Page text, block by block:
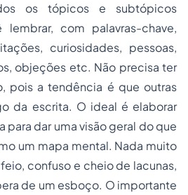
os tópicos e subtópicos
lembrar, com palavras-chave,
curiosidades, pessoas,
objeções etc. Não precisa ter
pois a tendência é que outras
da escrita. O ideal é elaborar
para dar uma visão geral do que
um mapa mental. Nada muito
confuso e cheio de lacunas,
de um esboço. O importante